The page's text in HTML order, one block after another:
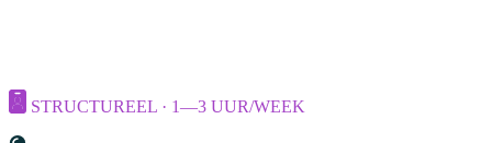
STRUCTUREEL · 1—3 UUR/WEEK